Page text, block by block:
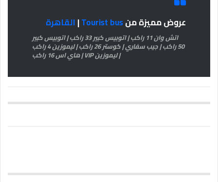
عروض مميزة منTourist bus
|القاهرة
اتش وان 11 راكب | اتوبيس كبير 33 راكب | اتوبيس كبير
50 راكب | جيب سفاري | كوستر 26 راكب | ليموزين 4 راكب
| ليموزين VIP | هاي اس 16 راكب